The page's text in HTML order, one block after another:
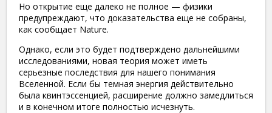
Но открытие еще далеко не полное — физики
предупреждают, что доказательства еще не собраны,
как сообщает Nature.
Однако, если это будет подтверждено дальнейшими
исследованиями, новая теория может иметь
серьезные последствия для нашего понимания
Вселенной. Если бы темная энергия действительно
была квинтэссенцией, расширение должно замедлиться
и в конечном итоге полностью исчезнуть.